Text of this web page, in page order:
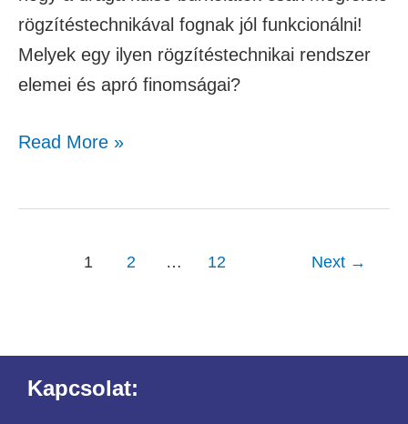
rögzítéstechnikával fognak jól funkcionálni!
Melyek egy ilyen rögzítéstechnikai rendszer
elemei és apró finomságai?
Read More »
1 2 … 12 Next →
Kapcsolat: